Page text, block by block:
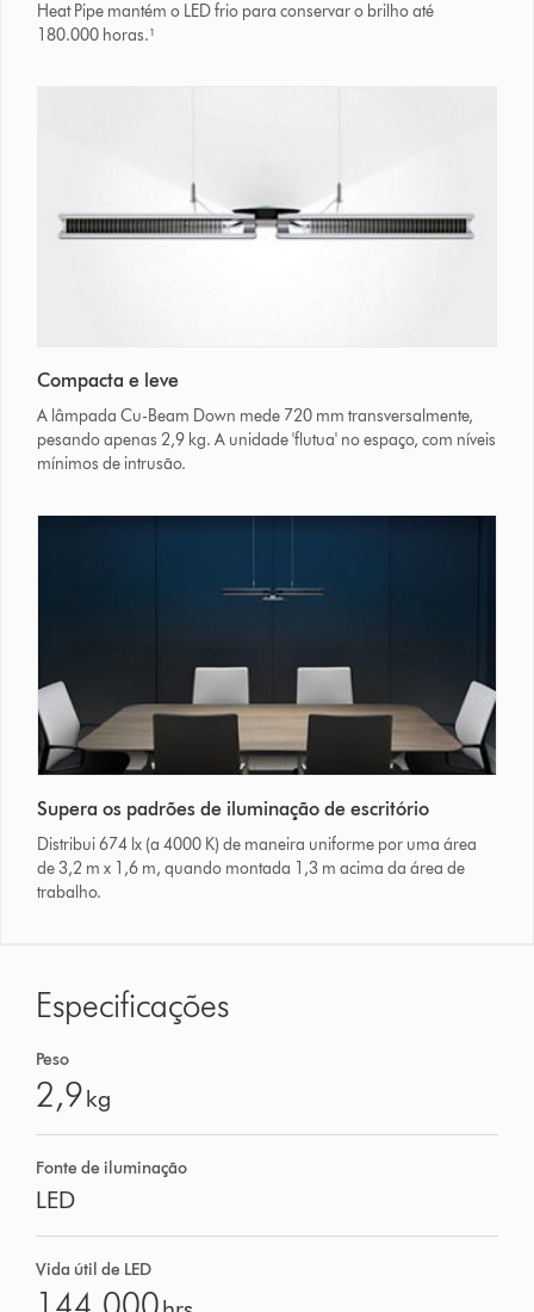
Heat Pipe mantém o LED frio para conservar o brilho até
180.000 horas.¹
Compacta e leve
A lâmpada Cu-Beam Down mede 720 mm transversalmente,
pesando apenas 2,9 kg. A unidade 'flutua' no espaço, com níveis
mínimos de intrusão.
Supera os padrões de iluminação de escritório
Distribui 674 lx (a 4000 K) de maneira uniforme por uma área
de 3,2 m x 1,6 m, quando montada 1,3 m acima da área de
trabalho.
Especificações
Peso
2,9kg
Fonte de iluminação
LED
Vida útil de LED